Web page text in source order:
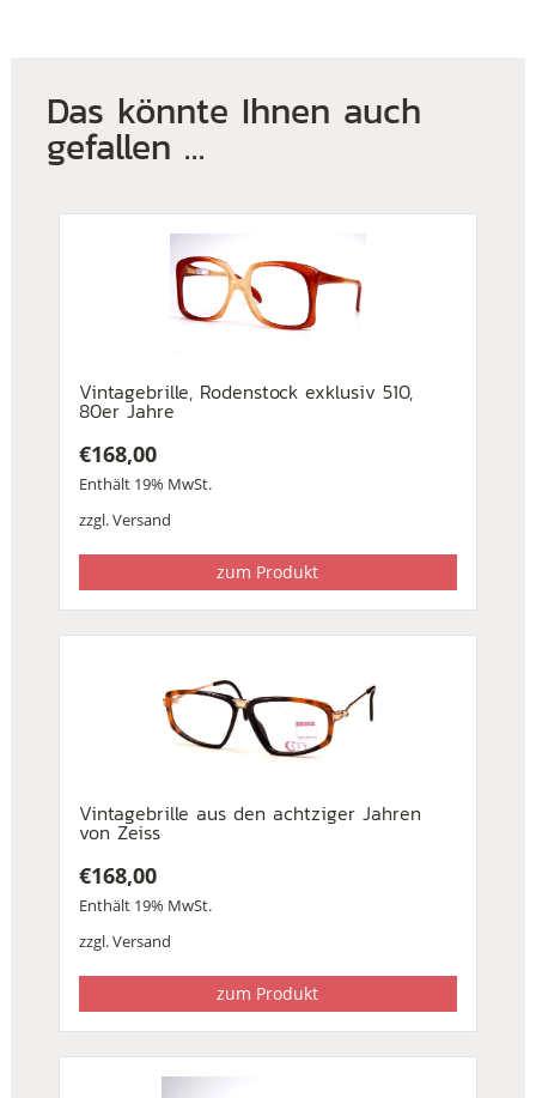
Das könnte Ihnen auch
gefallen …
Vintagebrille, Rodenstock exklusiv 510,
80er Jahre
€168,00
Enthält 19% MwSt.
zzgl.Versand
zum Produkt
Vintagebrille aus den achtziger Jahren
von Zeiss
€168,00
Enthält 19% MwSt.
zzgl.Versand
zum Produkt